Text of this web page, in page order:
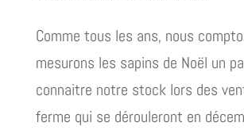
Comme tous les ans, nous
mesurons les sapins de Noël un
connaitre notre stock lors des
ferme qui se dérouleront en